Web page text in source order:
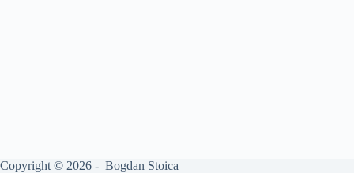
Copyright © 2026 - Bogdan Stoica